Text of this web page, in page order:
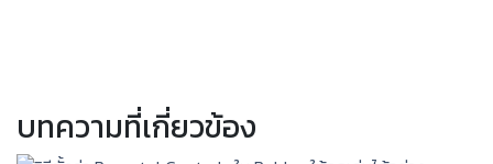
บทความที่เกี่ยวข้อง